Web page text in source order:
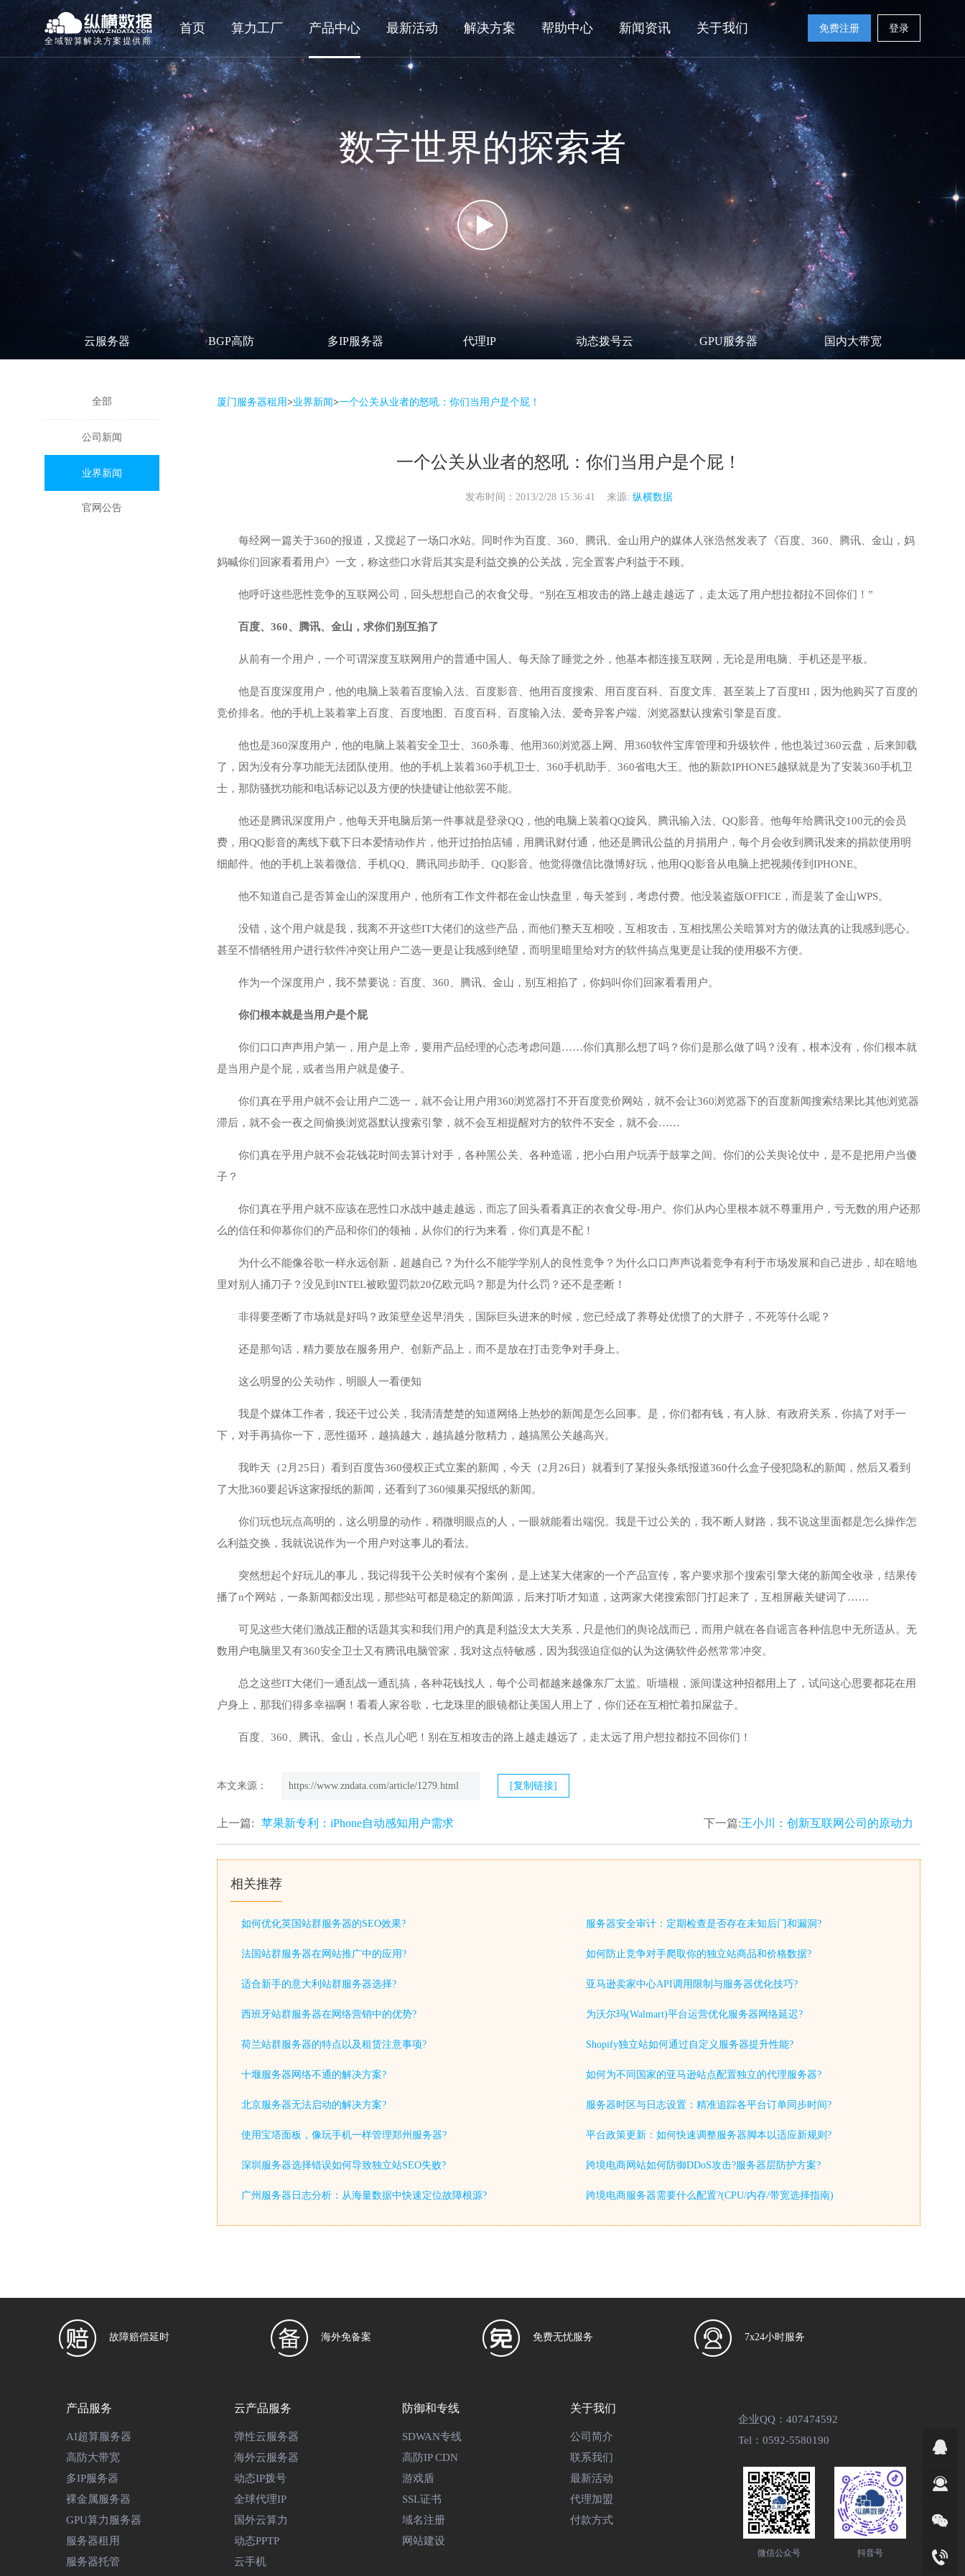
全域智算解决方案提供商
首页 算力工厂 产品中心 最新活动 解决方案 帮助中心 新闻资讯 关于我们 免费注册 登录
数字世界的探索者
云服务器 BGP高防 多IP服务器 代理IP 动态拨号云 GPU服务器 国内大带宽
全部
公司新闻
业界新闻
官网公告
厦门服务器租用>业界新闻>一个公关从业者的怒吼：你们当用户是个屁！
一个公关从业者的怒吼：你们当用户是个屁！
发布时间：2013/2/28 15:36:41 来源: 纵横数据
每经网一篇关于360的报道，又搅起了一场口水站。同时作为百度、360、腾讯、金山用户的媒体人张浩然发表了《百度、360、腾讯、金山，妈
妈喊你们回家看看用户》一文，称这些口水背后其实是利益交换的公关战，完全置客户利益于不顾。
他呼吁这些恶性竞争的互联网公司，回头想想自己的衣食父母。“别在互相攻击的路上越走越远了，走太远了用户想拉都拉不回你们！”
百度、360、腾讯、金山，求你们别互掐了
从前有一个用户，一个可谓深度互联网用户的普通中国人。每天除了睡觉之外，他基本都连接互联网，无论是用电脑、手机还是平板。
他是百度深度用户，他的电脑上装着百度输入法、百度影音、他用百度搜索、用百度百科、百度文库、甚至装上了百度HI，因为他购买了百度的
竞价排名。他的手机上装着掌上百度、百度地图、百度百科、百度输入法、爱奇异客户端、浏览器默认搜索引擎是百度。
他也是360深度用户，他的电脑上装着安全卫士、360杀毒、他用360浏览器上网、用360软件宝库管理和升级软件，他也装过360云盘，后来卸载
了，因为没有分享功能无法团队使用。他的手机上装着360手机卫士、360手机助手、360省电大王。他的新款IPHONE5越狱就是为了安装360手机卫
士，那防骚扰功能和电话标记以及方便的快捷键让他欲罢不能。
他还是腾讯深度用户，他每天开电脑后第一件事就是登录QQ，他的电脑上装着QQ旋风、腾讯输入法、QQ影音。他每年给腾讯交100元的会员
费，用QQ影音的离线下载下日本爱情动作片，他开过拍拍店铺，用腾讯财付通，他还是腾讯公益的月捐用户，每个月会收到腾讯发来的捐款使用明
细邮件。他的手机上装着微信、手机QQ、腾讯同步助手、QQ影音。他觉得微信比微博好玩，他用QQ影音从电脑上把视频传到IPHONE。
他不知道自己是否算金山的深度用户，他所有工作文件都在金山快盘里，每天签到，考虑付费。他没装盗版OFFICE，而是装了金山WPS。
没错，这个用户就是我，我离不开这些IT大佬们的这些产品，而他们整天互相咬，互相攻击，互相找黑公关暗算对方的做法真的让我感到恶心。
甚至不惜牺牲用户进行软件冲突让用户二选一更是让我感到绝望，而明里暗里给对方的软件搞点鬼更是让我的使用极不方便。
作为一个深度用户，我不禁要说：百度、360、腾讯、金山，别互相掐了，你妈叫你们回家看看用户。
你们根本就是当用户是个屁
你们口口声声用户第一，用户是上帝，要用产品经理的心态考虑问题……你们真那么想了吗？你们是那么做了吗？没有，根本没有，你们根本就
是当用户是个屁，或者当用户就是傻子。
你们真在乎用户就不会让用户二选一，就不会让用户用360浏览器打不开百度竞价网站，就不会让360浏览器下的百度新闻搜索结果比其他浏览器
滞后，就不会一夜之间偷换浏览器默认搜索引擎，就不会互相提醒对方的软件不安全，就不会……
你们真在乎用户就不会花钱花时间去算计对手，各种黑公关、各种造谣，把小白用户玩弄于鼓掌之间。你们的公关舆论仗中，是不是把用户当傻
子？
你们真在乎用户就不应该在恶性口水战中越走越远，而忘了回头看看真正的衣食父母-用户。你们从内心里根本就不尊重用户，亏无数的用户还那
么的信任和仰慕你们的产品和你们的领袖，从你们的行为来看，你们真是不配！
为什么不能像谷歌一样永远创新，超越自己？为什么不能学学别人的良性竞争？为什么口口声声说着竞争有利于市场发展和自己进步，却在暗地
里对别人捅刀子？没见到INTEL被欧盟罚款20亿欧元吗？那是为什么罚？还不是垄断！
非得要垄断了市场就是好吗？政策壁垒迟早消失，国际巨头进来的时候，您已经成了养尊处优惯了的大胖子，不死等什么呢？
还是那句话，精力要放在服务用户、创新产品上，而不是放在打击竞争对手身上。
这么明显的公关动作，明眼人一看便知
我是个媒体工作者，我还干过公关，我清清楚楚的知道网络上热炒的新闻是怎么回事。是，你们都有钱，有人脉、有政府关系，你搞了对手一
下，对手再搞你一下，恶性循环，越搞越大，越搞越分散精力，越搞黑公关越高兴。
我昨天（2月25日）看到百度告360侵权正式立案的新闻，今天（2月26日）就看到了某报头条纸报道360什么盒子侵犯隐私的新闻，然后又看到
了大批360要起诉这家报纸的新闻，还看到了360倾巢买报纸的新闻。
你们玩也玩点高明的，这么明显的动作，稍微明眼点的人，一眼就能看出端倪。我是干过公关的，我不断人财路，我不说这里面都是怎么操作怎
么利益交换，我就说说作为一个用户对这事儿的看法。
突然想起个好玩儿的事儿，我记得我干公关时候有个案例，是上述某大佬家的一个产品宣传，客户要求那个搜索引擎大佬的新闻全收录，结果传
播了n个网站，一条新闻都没出现，那些站可都是稳定的新闻源，后来打听才知道，这两家大佬搜索部门打起来了，互相屏蔽关键词了……
可见这些大佬们激战正酣的话题其实和我们用户的真是利益没太大关系，只是他们的舆论战而已，而用户就在各自谣言各种信息中无所适从。无
数用户电脑里又有360安全卫士又有腾讯电脑管家，我对这点特敏感，因为我强迫症似的认为这俩软件必然常常冲突。
总之这些IT大佬们一通乱战一通乱搞，各种花钱找人，每个公司都越来越像东厂太监。听墙根，派间谍这种招都用上了，试问这心思要都花在用
户身上，那我们得多幸福啊！看看人家谷歌，七龙珠里的眼镜都让美国人用上了，你们还在互相忙着扣屎盆子。
百度、360、腾讯、金山，长点儿心吧！别在互相攻击的路上越走越远了，走太远了用户想拉都拉不回你们！
本文来源： https://www.zndata.com/article/1279.html [复制链接]
上一篇: 苹果新专利：iPhone自动感知用户需求 下一篇:王小川：创新互联网公司的原动力
相关推荐
如何优化英国站群服务器的SEO效果?
法国站群服务器在网站推广中的应用?
适合新手的意大利站群服务器选择?
西班牙站群服务器在网络营销中的优势?
荷兰站群服务器的特点以及租赁注意事项?
十堰服务器网络不通的解决方案?
北京服务器无法启动的解决方案?
使用宝塔面板，像玩手机一样管理郑州服务器?
深圳服务器选择错误如何导致独立站SEO失败?
广州服务器日志分析：从海量数据中快速定位故障根源?
服务器安全审计：定期检查是否存在未知后门和漏洞?
如何防止竞争对手爬取你的独立站商品和价格数据?
亚马逊卖家中心API调用限制与服务器优化技巧?
为沃尔玛(Walmart)平台运营优化服务器网络延迟?
Shopify独立站如何通过自定义服务器提升性能?
如何为不同国家的亚马逊站点配置独立的代理服务器?
服务器时区与日志设置：精准追踪各平台订单同步时间?
平台政策更新：如何快速调整服务器脚本以适应新规则?
跨境电商网站如何防御DDoS攻击?服务器层防护方案?
跨境电商服务器需要什么配置?(CPU/内存/带宽选择指南)
故障赔偿延时 海外免备案 免费无忧服务 7x24小时服务
产品服务
AI超算服务器
高防大带宽
多IP服务器
裸金属服务器
GPU算力服务器
服务器租用
服务器托管
云产品服务
弹性云服务器
海外云服务器
动态IP拨号
全球代理IP
国外云算力
动态PPTP
云手机
防御和专线
SDWAN专线
高防IP CDN
游戏盾
SSL证书
域名注册
网站建设
关于我们
公司简介
联系我们
最新活动
代理加盟
付款方式
企业QQ：407474592
Tel：0592-5580190
微信公众号 抖音号